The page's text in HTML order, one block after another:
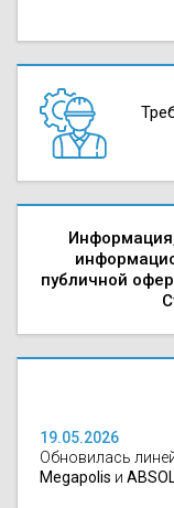
публичной
19.05.2026
Обновилась
Megapolis и